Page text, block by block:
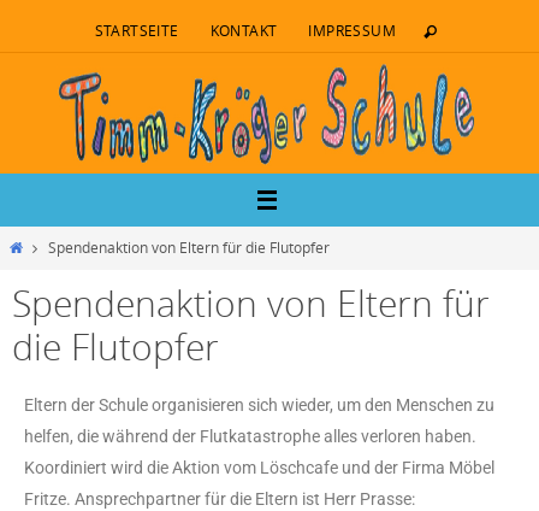
STARTSEITE KONTAKT IMPRESSUM
Spendenaktion von Eltern für die Flutopfer
Spendenaktion von Eltern für
die Flutopfer
Eltern der Schule organisieren sich wieder, um den Menschen zu
helfen, die während der Flutkatastrophe alles verloren haben.
Koordiniert wird die Aktion vom Löschcafe und der Firma Möbel
Fritze. Ansprechpartner für die Eltern ist Herr Prasse: